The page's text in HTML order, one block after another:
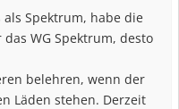
Spektrum, habe die
WG Spektrum, desto
belehren, wenn der
Läden stehen. Derzeit